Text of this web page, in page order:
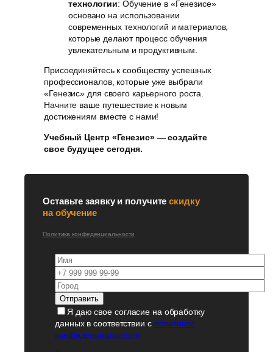
технологии: Обучение в «Генезисе»
основано на использовании
современных технологий и материалов,
которые делают процесс обучения
увлекательным и продуктивным.
Присоединяйтесь к сообществу успешных
профессионалов, которые уже выбрали
«Генезис» для своего карьерного роста.
Начните ваше путешествие к новым
достижениям вместе с нами!
Учебный Центр «Генезис» — создайте
свое будущее сегодня.
Оставьте заявку и получитескидку
на обучение
Политика конфеденциальности
Я даю свое согласие на обработку
данных в соответствии с политикой
конфиденциальности